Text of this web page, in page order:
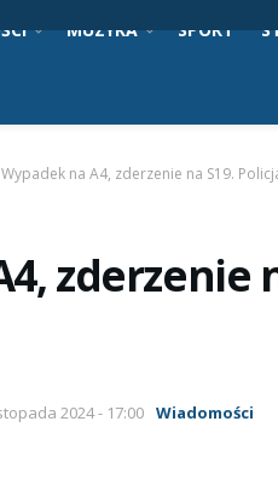
MUZYKA SPORT
Wypadek na A4, zderzenie na S19.
zderzenie
2024 - 17:00 Wiadomości